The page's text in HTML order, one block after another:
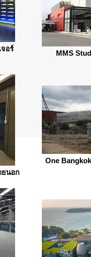
อร์
MMS
ยนอก
One